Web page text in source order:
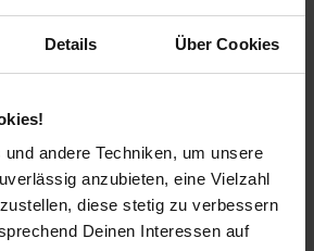
Details Über Cookies
andere Techniken, um unsere
anzubieten, eine Vielzahl
diese stetig zu verbessern
Deinen Interessen auf
uns auf Social Media!
der leichteren Lesbarkeit verwenden
männliche Form der Anrede.